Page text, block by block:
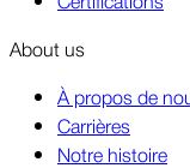
About us
À propos de
Carrières
Notre histoire